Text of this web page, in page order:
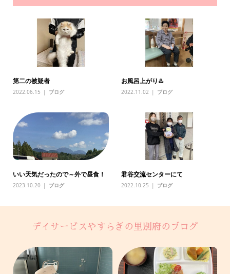
第二の被疑者
2022.06.15 ブログ
お風呂上がり♨️
2022.11.02 ブログ
いい天気だったので～外で昼食！
2023.10.20 ブログ
君谷交流センターにて
2022.10.25 ブログ
デイサービスやすらぎの里別府のブログ